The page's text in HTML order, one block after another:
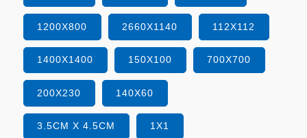
1200X800 2660X1140 112X112
1400X1400 150X100 700X700
200X230 140X60
3.5CM X 4.5CM 1X1